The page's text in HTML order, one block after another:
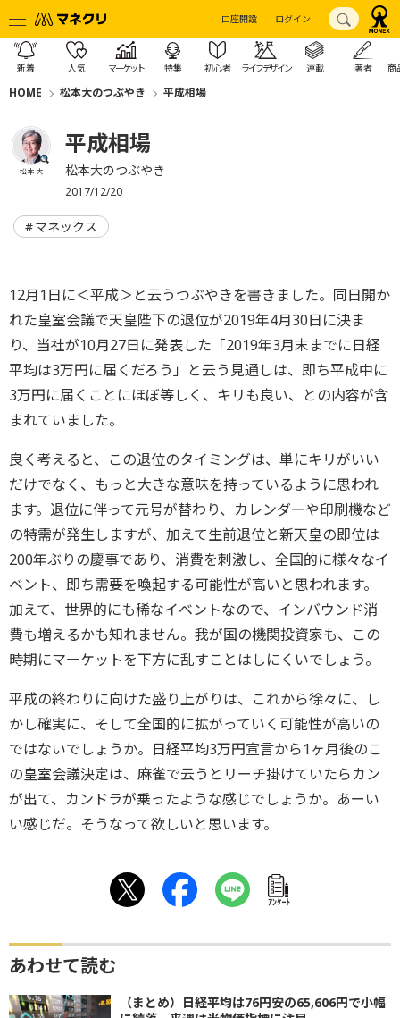
口座開設 ログイン
新着 人気 マーケット 特集 初心者 ライフデザイン 連載 著者 商
HOME 松本大のつぶやき 平成相場
松本 大
平成相場
松本大のつぶやき
2017/12/20
マネックス
12月1日に＜平成＞と云うつぶやきを書きました。同日開か
れた皇室会議で天皇陛下の退位が2019年4月30日に決ま
り、当社が10月27日に発表した「2019年3月末までに日経
平均は3万円に届くだろう」と云う見通しは、即ち平成中に
3万円に届くことにほぼ等しく、キリも良い、との内容が含
まれていました。
良く考えると、この退位のタイミングは、単にキリがいい
だけでなく、もっと大きな意味を持っているように思われ
ます。退位に伴って元号が替わり、カレンダーや印刷機など
の特需が発生しますが、加えて生前退位と新天皇の即位は
200年ぶりの慶事であり、消費を刺激し、全国的に様々なイ
ベント、即ち需要を喚起する可能性が高いと思われます。
加えて、世界的にも稀なイベントなので、インバウンド消
費も増えるかも知れません。我が国の機関投資家も、この
時期にマーケットを下方に乱すことはしにくいでしょう。
平成の終わりに向けた盛り上がりは、これから徐々に、し
かし確実に、そして全国的に拡がっていく可能性が高いの
ではないでしょうか。日経平均3万円宣言から1ヶ月後のこ
の皇室会議決定は、麻雀で云うとリーチ掛けていたらカン
が出て、カンドラが乗ったような感じでしょうか。あーい
い感じだ。そうなって欲しいと思います。
ｱﾝｹｰﾄ
あわせて読む
（まとめ）日経平均は76円安の65,606円で小幅